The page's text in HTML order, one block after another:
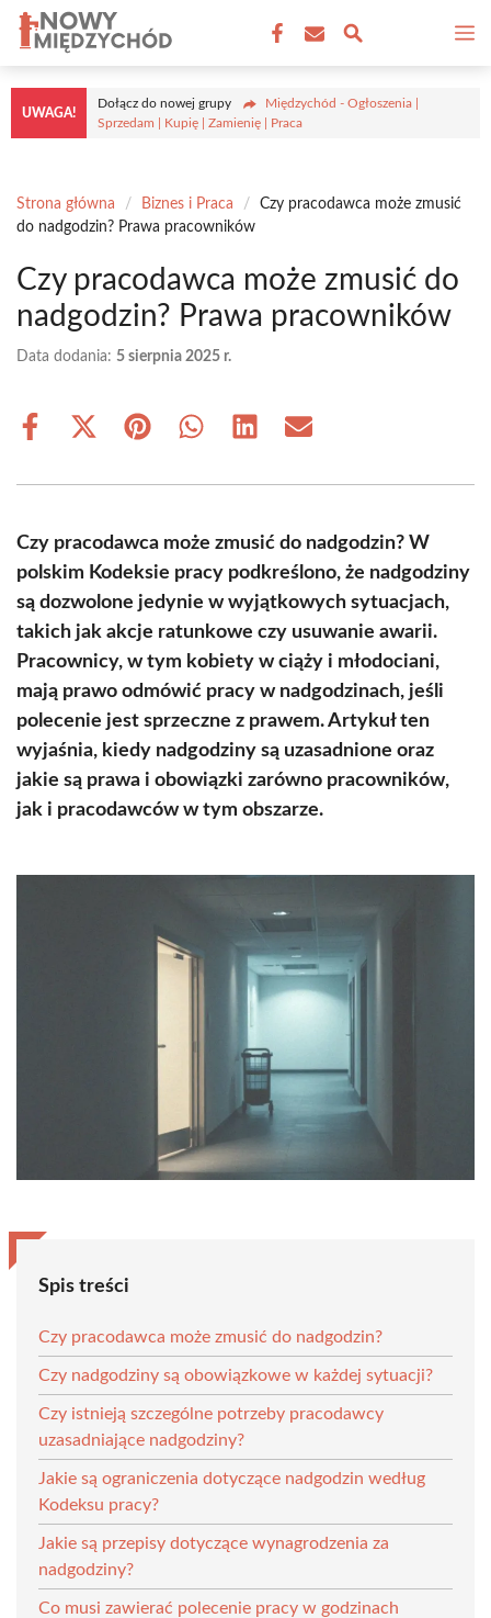
Przejdź
treści
UWAGA!
Dołącz do nowej grupy
Międzychód - Ogłoszenia |
Sprzedam | Kupię | Zamienię | Praca
Strona główna / Biznes i Praca /
Czy pracodawca może zmusić
do nadgodzin? Prawa pracowników
Czy pracodawca może zmusić do
nadgodzin? Prawa pracowników
Data dodania: 5 sierpnia 2025 r.
Share
Share
(Twitter)
Share Share Share Share
Czy pracodawca może zmusić do nadgodzin? W
polskim Kodeksie pracy podkreślono, że nadgodziny
są dozwolone jedynie w wyjątkowych sytuacjach,
takich jak akcje ratunkowe czy usuwanie awarii.
Pracownicy, w tym kobiety w ciąży i młodociani,
mają prawo odmówić pracy w nadgodzinach, jeśli
polecenie jest sprzeczne z prawem. Artykuł ten
wyjaśnia, kiedy nadgodziny są uzasadnione oraz
jakie są prawa i obowiązki zarówno pracowników,
jak i pracodawców w tym obszarze.
Spis treści
Czy pracodawca może zmusić do nadgodzin?
Czy nadgodziny są obowiązkowe w każdej sytuacji?
Czy istnieją szczególne potrzeby pracodawcy
uzasadniające nadgodziny?
Jakie są ograniczenia dotyczące nadgodzin według
Kodeksu pracy?
Jakie są przepisy dotyczące wynagrodzenia za
nadgodziny?
Co musi zawierać polecenie pracy w godzinach